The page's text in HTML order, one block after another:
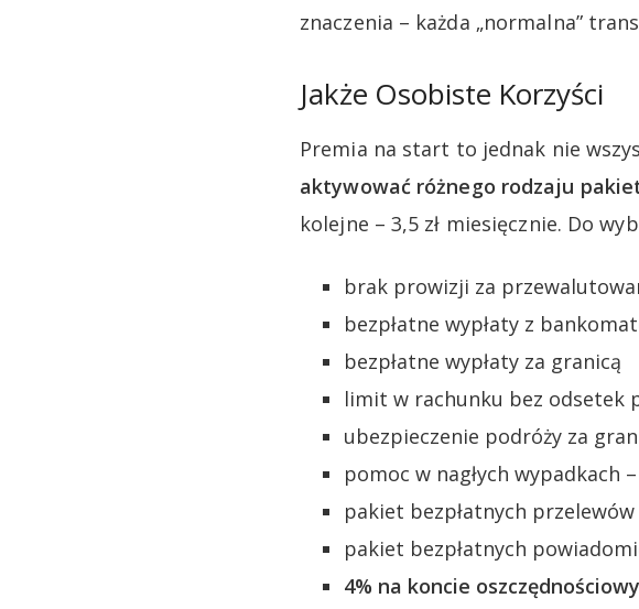
znaczenia – każda „normalna”
Jakże Osobiste Korzyści
Premia na start to jednak nie
aktywować różnego rodzaju
kolejne – 3,5 zł miesięcznie. Do
brak prowizji za
bezpłatne wypłaty z
bezpłatne wypłaty za granicą
limit w rachunku bez odsetek
ubezpieczenie podróży za
pomoc w nagłych wypadkach
pakiet bezpłatnych
pakiet bezpłatnych
4% na koncie